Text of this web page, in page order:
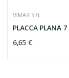
VIMAR SRL
6,65 €